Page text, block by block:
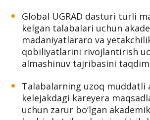
Global UGRAD dasturi turli
kelgan talabalari uchun
madaniyatlararo va
qobiliyatlarini rivojlantirish
almashinuv tajribasini
Talabalarning uzoq muddatli
kelejakdagi kareyera
uchun zarur bo‘lgan